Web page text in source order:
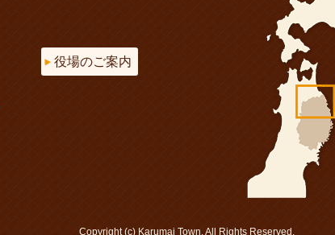
役場のご案内
Copyright (c) Karumai Town. All Rights Reserved.